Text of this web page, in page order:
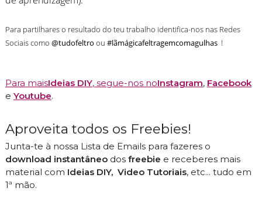
Para partilhares o resultado do teu trabalho identifica-nos nas Redes
Sociais como @tudofeltro ou #lãmágicafeltragemcomagulhas !
Para maisIdeias DIY, segue-nos noInstagram, Facebook
e Youtube.
Aproveita todos os Freebies!
Junta-te à nossa Lista de Emails para fazeres o
download instantâneo dos freebie e receberes mais
material com Ideias DIY, Video Tutoriais, etc... tudo em
1ª mão.